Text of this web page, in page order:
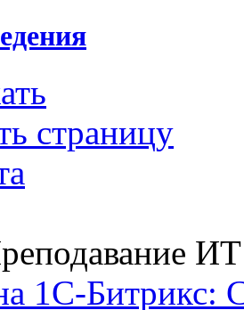
страницу
1С-Битрикс: